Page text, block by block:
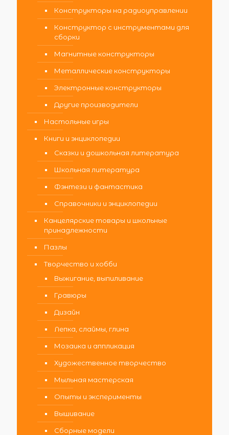
Конструкторы на радиоуправлении
Конструктор с инструментами для
сборки
Магнитные конструкторы
Металлические конструкторы
Электронные конструкторы
Другие производители
Настольные игры
Книги и энциклопедии
Сказки и дошкольная литература
Школьная литература
Фэнтези и фантастика
Справочники и энциклопедии
Канцелярские товары и школьные
принадлежности
Пазлы
Творчество и хобби
Выжигание, выпиливание
Гравюры
Дизайн
Лепка, слаймы, глина
Мозаика и аппликация
Художественное творчество
Мыльная мастерская
Опыты и эксперименты
Вышивание
Сборные модели